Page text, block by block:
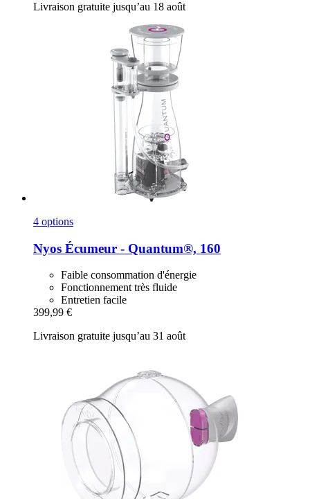
Livraison gratuite jusqu’au 18 août
4 options
Nyos Écumeur -​ Quantum®, 160
Faible consommation d'énergie
Fonctionnement très fluide
Entretien facile
399,99 €
Livraison gratuite jusqu’au 31 août